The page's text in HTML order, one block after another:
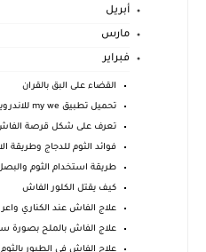
أبريل
مارس
فبراير
القضاء على البق بالقران
تحميل تطبيق my we للاندرويد والايفون حصريا على كوك...
تعرف على شكل قرصة الفاش
فوائد الثوم للدجاج وطريقة
طريقة استخدام الثوم
كيف يقتل الكلور الفاش
علاج الفاش عند الكناري
علاج الفاش بالملح بصورة
علاج الفاش في الطيور